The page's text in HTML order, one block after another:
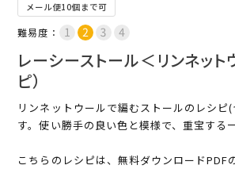
メール便10個まで可
難易度：
レーシーストール＜リンネット
ピ）
リンネットウールで編むストールのレシピ
す。使い勝手の良い色と模様で、重宝する
こちらのレシピは、無料ダウンロードPDF